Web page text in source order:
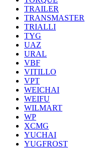
TRAILER
TRANSMASTER
TRIALLI
TYG
UAZ
URAL
VBF
VITILLO
VPT
WEICHAI
WEIFU
WILMART
WP
XCMG
YUCHAI
YUGFROST